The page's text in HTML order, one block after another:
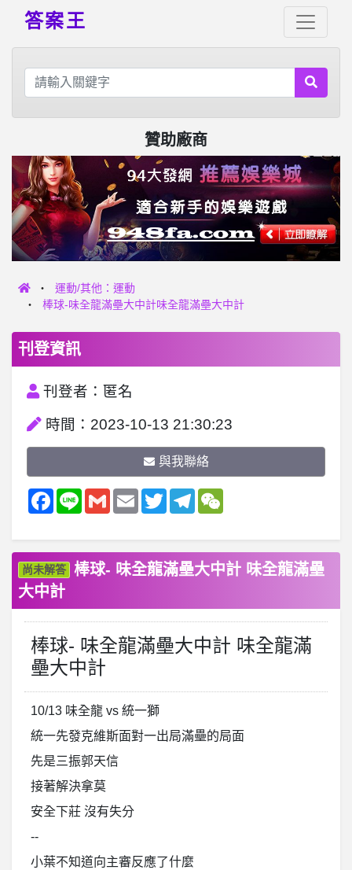
答案王
贊助廠商
運動/其他：運動
棒球-味全龍滿壘大中計味全龍滿壘大中計
刊登資訊
刊登者：匿名
時間：2023-10-13 21:30:23
與我聯絡
Facebook
Line GmailEmail TwitterTelegramWeChat
尚未解答
棒球- 味全龍滿壘大中計 味全龍滿壘
大中計
棒球- 味全龍滿壘大中計 味全龍滿
壘大中計
10/13 味全龍 vs 統一獅
統一先發克維斯面對一出局滿壘的局面
先是三振郭天信
接著解決拿莫
安全下莊 沒有失分
--
小葉不知道向主審反應了什麼